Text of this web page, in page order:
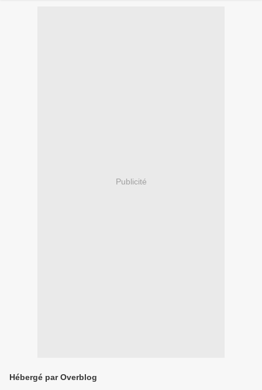
Publicité
Hébergé par Overblog